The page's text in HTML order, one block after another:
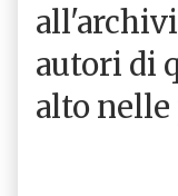
autori di
alto nelle